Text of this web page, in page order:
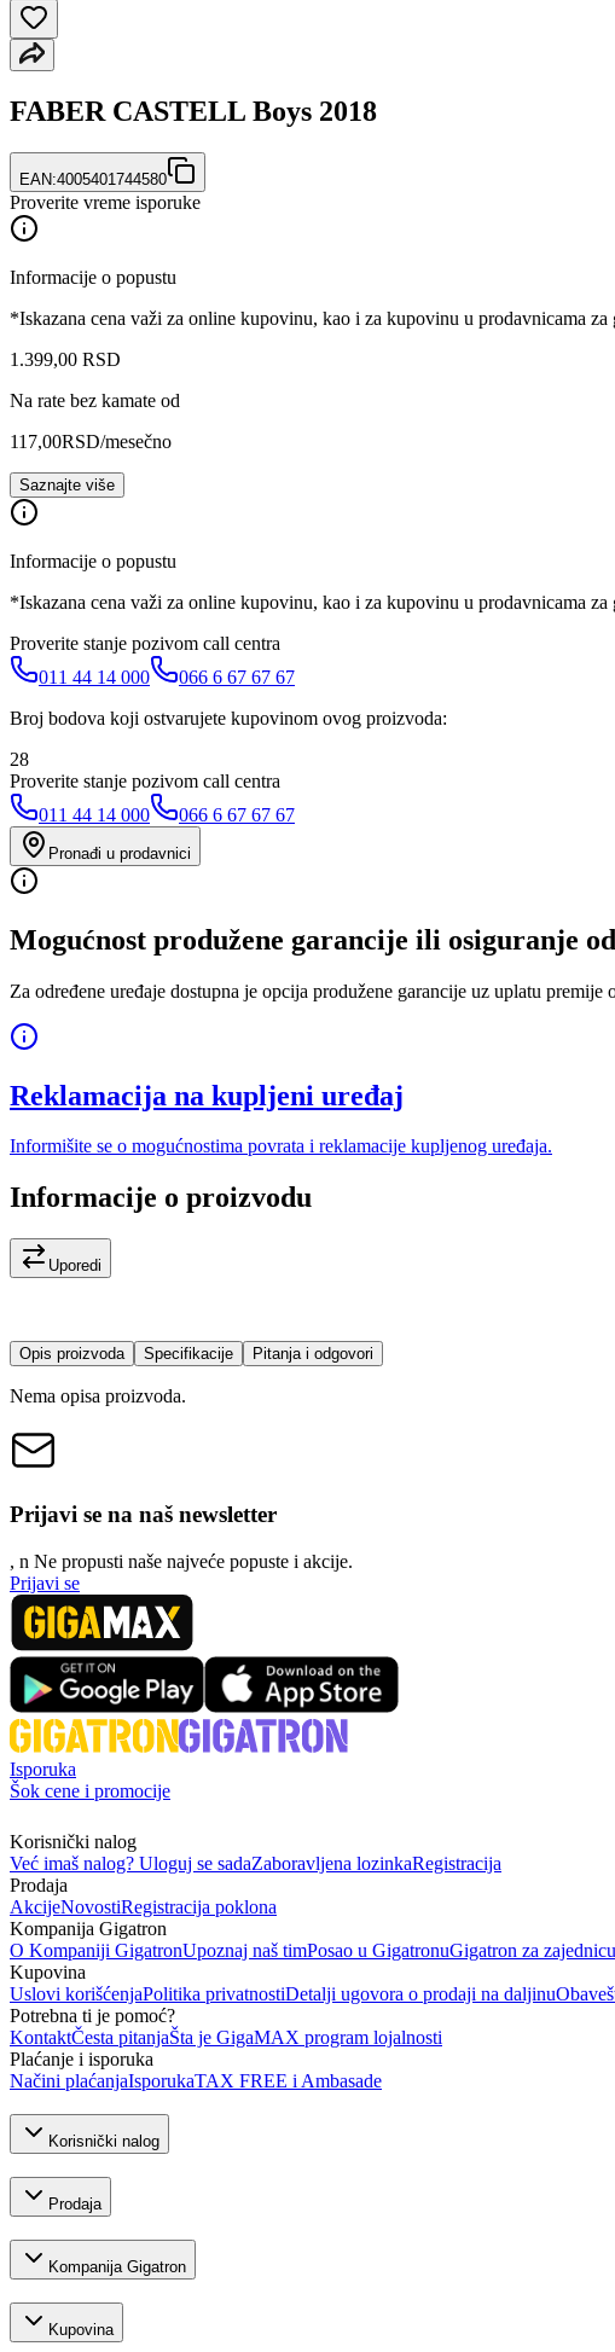
FABER CASTELL Boys 2018
EAN:4005401744580
Proverite vreme isporuke
Informacije o popustu
*Iskazana cena važi za online kupovinu, kao i za kupovinu u prodavnicama
1.399,00 RSD
Na rate bez kamate od
117,00RSD/mesečno
Saznajte više
Informacije o popustu
*Iskazana cena važi za online kupovinu, kao i za kupovinu u prodavnicama
Proverite stanje pozivom call centra
011 44 14 000
066 6 67 67 67
Broj bodova koji ostvarujete kupovinom ovog proizvoda:
28
Proverite stanje pozivom call centra
011 44 14 000
066 6 67 67 67
Pronađi u prodavnici
Mogućnost produžene garancije ili osiguranje
Za određene uređaje dostupna je opcija produžene garancije uz uplatu
Reklamacija na kupljeni uređaj
Informišite se o mogućnostima povrata i reklamacije kupljenog uređaja.
Informacije o proizvodu
Uporedi
Opis proizvoda Specifikacije Pitanja i odgovori
Nema opisa proizvoda.
Prijavi se na naš newsletter
, n Ne propusti naše najveće popuste i akcije.
Prijavi se
Isporuka
Šok cene i promocije
Korisnički nalog
Već imaš nalog? Uloguj se sadaZaboravljena lozinkaRegistracija
Prodaja
AkcijeNovostiRegistracija poklona
Kompanija Gigatron
O Kompaniji GigatronUpoznaj naš timPosao u GigatronuGigatron za zajednicu
Kupovina
Uslovi korišćenjaPolitika privatnostiDetalji ugovora o prodaji na daljinu
Potrebna ti je pomoć?
KontaktČesta pitanjaŠta je GigaMAX program lojalnosti
Plaćanje i isporuka
Načini plaćanjaIsporukaTAX FREE i Ambasade
Korisnički nalog
Prodaja
Kompanija Gigatron
Kupovina